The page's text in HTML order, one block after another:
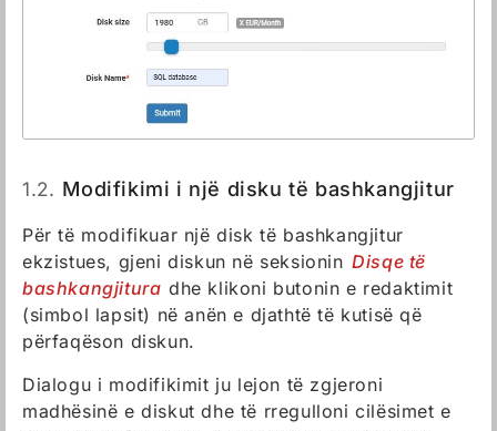
1.2. Modifikimi i një disku të bashkangjitur
Për të modifikuar një disk të bashkangjitur
ekzistues, gjeni diskun në seksionin Disqe të
bashkangjitura dhe klikoni butonin e redaktimit
(simbol lapsit) në anën e djathtë të kutisë që
përfaqëson diskun.
Dialogu i modifikimit ju lejon të zgjeroni
madhësinë e diskut dhe të rregulloni cilësimet e